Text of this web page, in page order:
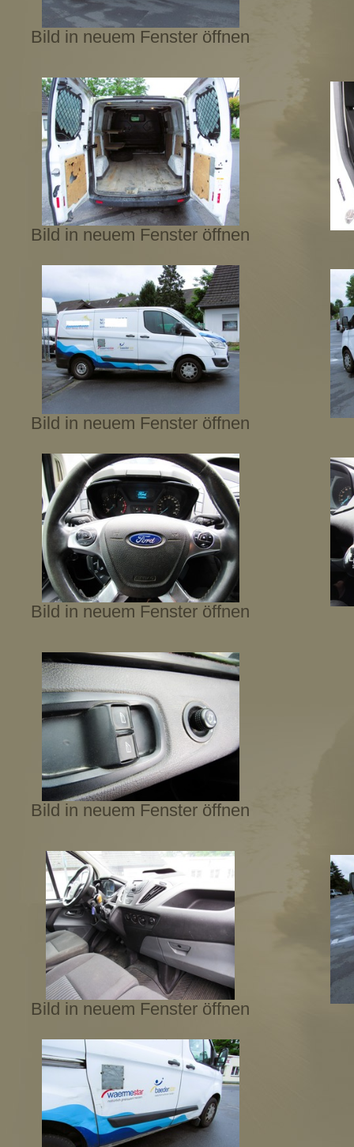
Bild in neuem Fenster öffnen
Bild in neuem Fenster öffnen
Bild in neuem Fenster öffnen
Bild in neuem Fenster öffnen
Bild in neuem Fenster öffnen
Bild in neuem Fenster öffnen